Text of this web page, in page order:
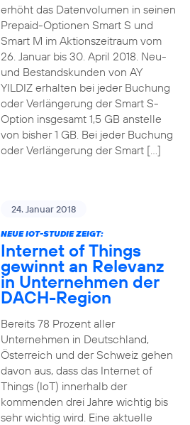
erhöht das Datenvolumen in seinen
Prepaid-Optionen Smart S und
Smart M im Aktionszeitraum vom
26. Januar bis 30. April 2018. Neu-
und Bestandskunden von AY
YILDIZ erhalten bei jeder Buchung
oder Verlängerung der Smart S-
Option insgesamt 1,5 GB anstelle
von bisher 1 GB. Bei jeder Buchung
oder Verlängerung der Smart […]
24. Januar 2018
NEUE IOT-STUDIE ZEIGT:
Internet of Things
gewinnt an Relevanz
in Unternehmen der
DACH-Region
Bereits 78 Prozent aller
Unternehmen in Deutschland,
Österreich und der Schweiz gehen
davon aus, dass das Internet of
Things (IoT) innerhalb der
kommenden drei Jahre wichtig bis
sehr wichtig wird. Eine aktuelle